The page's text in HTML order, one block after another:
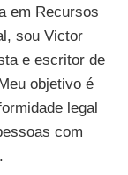
em Recursos
sou Victor
e escritor de
objetivo é
legal
com